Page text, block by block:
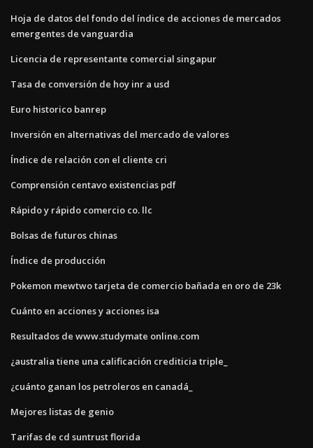
Hoja de datos del fondo del índice de acciones de mercados
emergentes de vanguardia
Licencia de representante comercial singapur
Tasa de conversión de hoy inr a usd
Euro historico banrep
Inversión en alternativas del mercado de valores
Índice de relación con el cliente cri
Comprensión centavo existencias pdf
Rápido y rápido comercio co. llc
Bolsas de futuros chinas
Índice de producción
Pokemon mewtwo tarjeta de comercio bañada en oro de 23k
Cuánto en acciones y acciones isa
Resultados de www.studymate online.com
¿australia tiene una calificación crediticia triple_
¿cuánto ganan los petroleros en canadá_
Mejores listas de genio
Tarifas de cd suntrust florida